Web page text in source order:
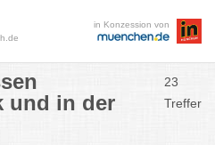
in Konzession von
und in der
23
Treffer